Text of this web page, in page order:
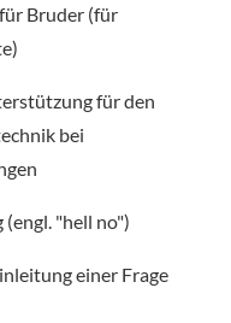
Bruder (für
für den
bei
"hell no")
einer Frage